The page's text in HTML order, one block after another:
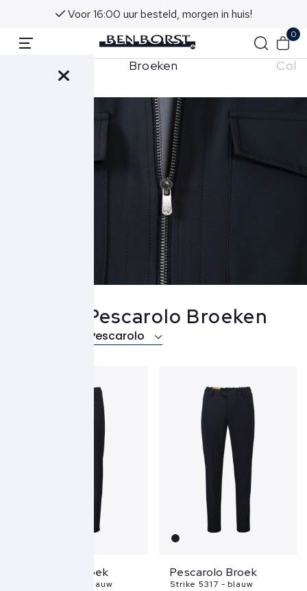
Voor 16:00 uur besteld, morgen in huis!
0
Broeken
Marco Pescarolo Broeken
Over Marco Pescarolo
Pescarolo Broek
Alpha 53T00 - blauw
Pescarolo Broek
Strike 5317 - blauw